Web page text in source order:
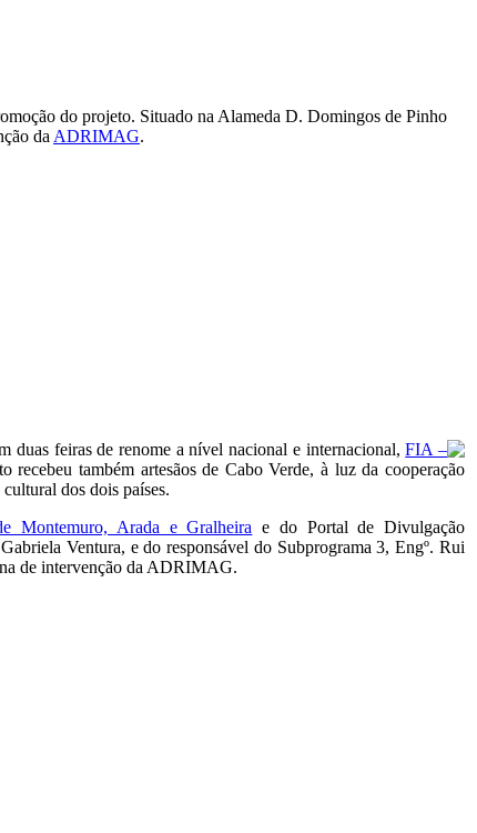
do projeto. Situado na Alameda D. Domingos de Pinho
da ADRIMAG.
duas feiras de renome a nível nacional e internacional,FIA –
também artesãos de Cabo Verde, à luz da cooperação
dos dois países.
Montemuro, Arada e Gralheira e do Portal de Divulgação
Ventura, e do responsável do Subprograma 3, Engº. Rui
de intervenção da ADRIMAG.